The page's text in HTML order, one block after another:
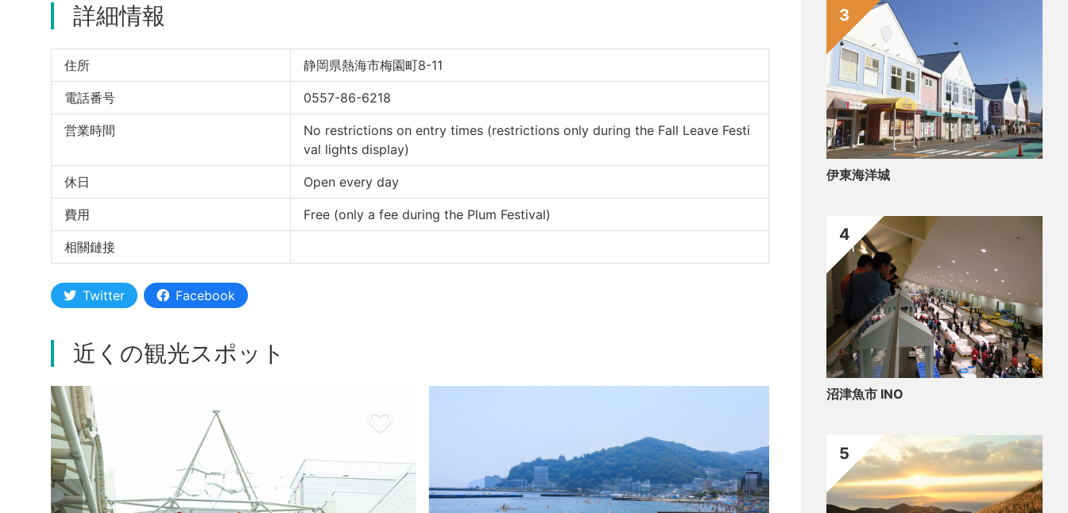
詳細情報
住所 静岡県熱海市梅園町8-11
電話番号 0557-86-6218
営業時間
No restrictions on entry times (restrictions only during the Fall Leave Festi
val lights display)
休日 Open every day
費用 Free (only a fee during the Plum Festival)
相關鏈接
Twitter Facebook
近くの観光スポット
伊東海洋城
3
沼津魚市 INO
4
5